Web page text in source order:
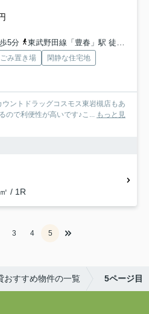
5分
東武野田線「豊春」駅 徒歩24分
み置き場
閑静な住宅地
ントドラッグコスモス東岩槻店もあ
ので利便性が高いです♪こ... もっと見
/ 1R
3 4 5
おすすめ物件の一覧 5ページ目